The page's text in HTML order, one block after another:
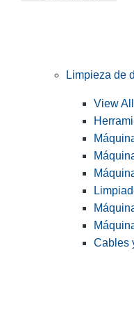
Limpieza de
View
Cables